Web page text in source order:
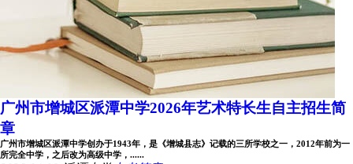
广州市增城区派潭中学2026年艺术特长生自主招生简
章
广州市增城区派潭中学创办于1943年，是《增城县志》记载的三所学校之一，2012年前为一
所完全中学，之后改为高级中学，......